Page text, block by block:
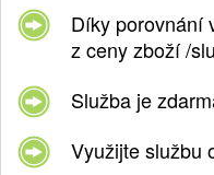
Díky porovnání
z ceny zboží /
Služba je
Využijte službu